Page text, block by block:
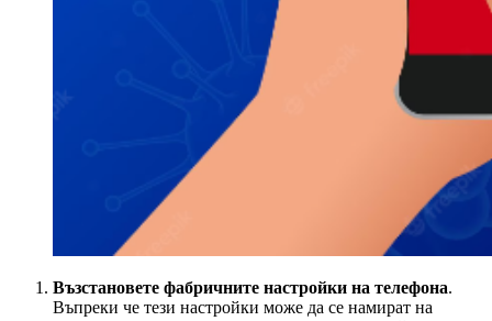
Възстановете фабричните настройки на телефона.
Въпреки че тези настройки може да се намират на